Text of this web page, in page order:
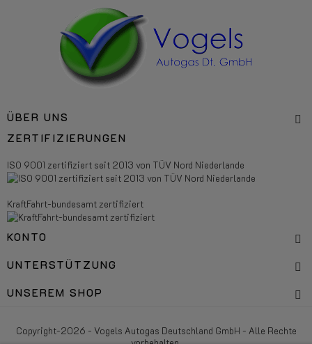
ÜBER UNS
ZERTIFIZIERUNGEN
ISO 9001 zertifiziert seit 2013 von TÜV Nord Niederlande
KraftFahrt-bundesamt zertifiziert
KONTO
UNTERSTÜTZUNG
UNSEREM SHOP
Copyright-2026 - Vogels Autogas Deutschland GmbH - Alle Rechte